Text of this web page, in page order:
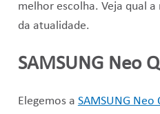
melhor escolha. Veja qual
da atualidade.
SAMSUNG Neo
Elegemos a SAMSUNG Neo